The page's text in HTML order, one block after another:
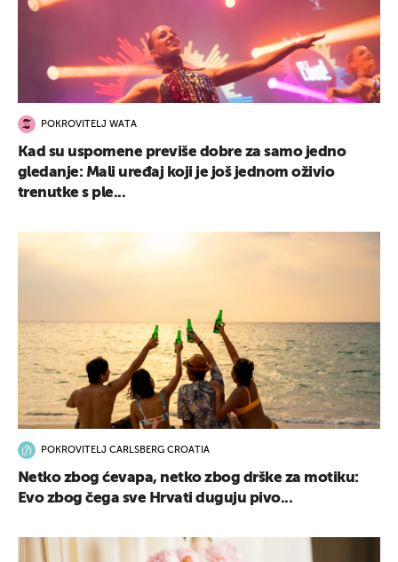
POKROVITELJ WATA
Kad su uspomene previše dobre za samo jedno
gledanje: Mali uređaj koji je još jednom oživio
trenutke s ple...
POKROVITELJ CARLSBERG CROATIA
Netko zbog ćevapa, netko zbog drške za motiku:
Evo zbog čega sve Hrvati duguju pivo...